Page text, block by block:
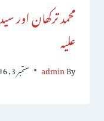
محمد ترکھان
علیہ
By
admin ستمبر 3, 2016